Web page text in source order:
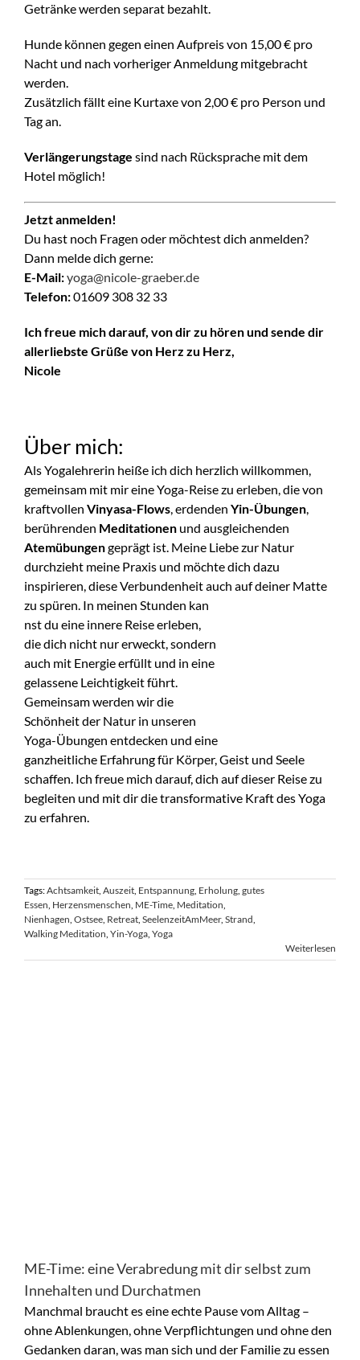
Getränke werden separat bezahlt.
Hunde können gegen einen Aufpreis von 15,00 € pro
Nacht und nach vorheriger Anmeldung mitgebracht
werden.
Zusätzlich fällt eine Kurtaxe von 2,00 € pro Person und
Tag an.
Verlängerungstage sind nach Rücksprache mit dem
Hotel möglich!
Jetzt anmelden!
Du hast noch Fragen oder möchtest dich anmelden?
Dann melde dich gerne:
E-Mail:yoga@nicole-graeber.de
Telefon:01609 308 32 33
Ich freue mich darauf, von dir zu hören und sende dir
allerliebste Grüße von Herz zu Herz,
Nicole
Über mich:
Als Yogalehrerin heiße ich dich herzlich willkommen,
gemeinsam mit mir eine Yoga-Reise zu erleben, die von
kraftvollen Vinyasa-Flows, erdenden Yin-Übungen,
berührenden Meditationen und ausgleichenden
Atemübungengeprägt ist. Meine Liebe zur Natur
durchzieht meine Praxis und möchte dich dazu
inspirieren, diese Verbundenheit auch auf deiner Matte
zu spüren. In meinen Stunden kan
nst du eine innere Reise erleben,
die dich nicht nur erweckt, sondern
auch mit Energie erfüllt und in eine
gelassene Leichtigkeit führt.
Gemeinsam werden wir die
Schönheit der Natur in unseren
Yoga-Übungen entdecken und eine
ganzheitliche Erfahrung für Körper, Geist und Seele
schaffen. Ich freue mich darauf, dich auf dieser Reise zu
begleiten und mit dir die transformative Kraft des Yoga
zu erfahren.
Tags:Achtsamkeit, Auszeit, Entspannung, Erholung, gutes
Essen, Herzensmenschen, ME-Time, Meditation,
Nienhagen, Ostsee, Retreat, SeelenzeitAmMeer, Strand,
Walking Meditation, Yin-Yoga, Yoga
Weiterlesen
ME-Time: eine Verabredung mit dir selbst zum
Innehalten und Durchatmen
Manchmal braucht es eine echte Pause vom Alltag –
ohne Ablenkungen, ohne Verpflichtungen und ohne den
Gedanken daran, was man sich und der Familie zu essen